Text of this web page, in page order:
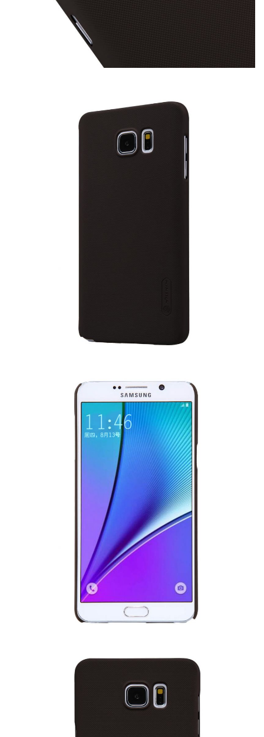
This site is protected by reCAPTCHA and the Google
Terms of Serviceapply.